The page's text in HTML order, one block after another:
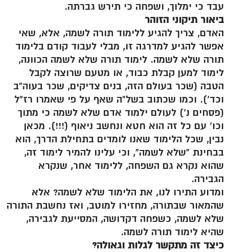
עבד כי ימלוך, ושפחה כי תירש גברתה.
ביאור תיקוני הזוהר
האדם, צריך להגיע ללימוד תורה לשמה, אלא, שאי
אפשר להגיע למדרגה זו, מבלי לעבוד קודם בלימוד
תורה שלא לשמה. לימוד תורה שלא לשמה הכוונה,
לימוד למען קבלת כבוד, או מטעם שרוצה לקבל
הטבה (שכר בעולם הזה, בנים צדיקים, שכר בעוה”ב
וכד’). וכמו שכתוב בשל”ה שאף על פי שאמרו רז”ל
(פסחים נ’) לעולם ילמוד אדם שלא לשמה כי מתוך
וכו’ עם כל זה הוא חטא ונחשב ניאוף (!!!). מכאן
נבין, שכל הלימוד שאנו לומדים בתחילת הדרך, הוא
בבחינת “שלא לשמה”, וכי עלינו להמיר לימוד זה,
שהוא נקרא גם השפחה, ללימוד אחר, שנקרא
הגבירה.
ומדוע התירו לנו, את הלימוד שלא לשמה? אלא
שהמאור שבתורה, מחזירו למוטב, ואז נחשבת התורה
שלא לשמה, כשפחה דקדושה, המסייעת לגבירה,
שהיא לימוד תורה לשמה.
כיצד זה מתקשר לגלות וגאולה?